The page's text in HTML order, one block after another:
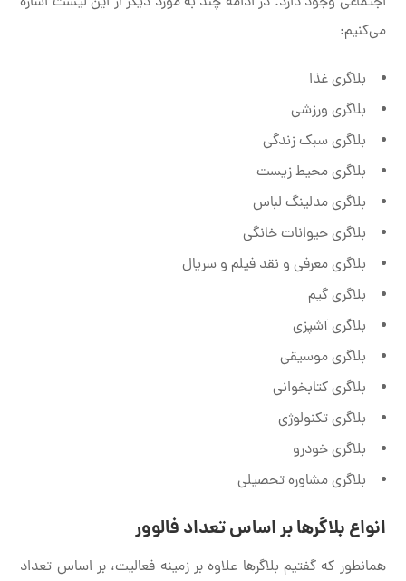
می‌کنیم:
بلاگری غذا
بلاگری ورزشی
بلاگری سبک زندگی
بلاگری محیط زیست
بلاگری مدلینگ لباس
بلاگری حیوانات خانگی
بلاگری معرفی و نقد فیلم و سریال
بلاگری گیم
بلاگری آشپزی
بلاگری موسیقی
بلاگری کتابخوانی
بلاگری تکنولوژی
بلاگری خودرو
بلاگری مشاوره تحصیلی
انواع بلاگرها بر اساس تعداد فالوور
همانطور که گفتیم بلاگرها علاوه بر زمینه فعالیت، بر اساس تعداد